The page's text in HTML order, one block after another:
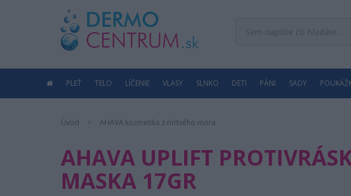
PLEŤ TELO LÍČENIE VLASY SLNKO DETI PÁNI SADY
Úvod AHAVA kozmetika z mŕtvého mora
AHAVA UPLIFT
MASKA 17GR